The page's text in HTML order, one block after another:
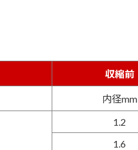
収縮前
内径mm
1.2
1.6